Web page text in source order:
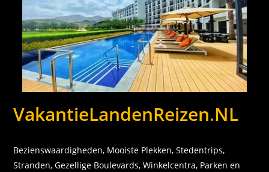
VakantieLandenReizen.NL
Bezienswaardigheden, Mooiste Plekken, Stedentrips,
Stranden, Gezellige Boulevards, Winkelcentra, Parken en